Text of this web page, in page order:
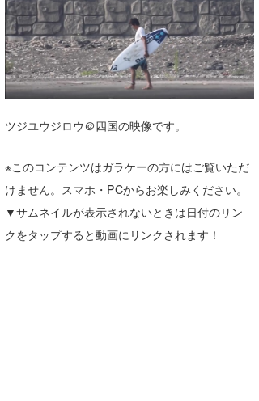
サーフィンエリアガイド
会員メニュー
今月のプレゼント
ツジユウジロウ＠四国の映像です。
※このコンテンツはガラケーの方にはご覧いただ
けません。スマホ・PCからお楽しみください。
▼サムネイルが表示されないときは日付のリン
クをタップすると動画にリンクされます！
ショップ情報
ショップ情報
湘南
千葉南
大阪
四国
ウラナミ
お知らせ
VOTE!
サーファーズ